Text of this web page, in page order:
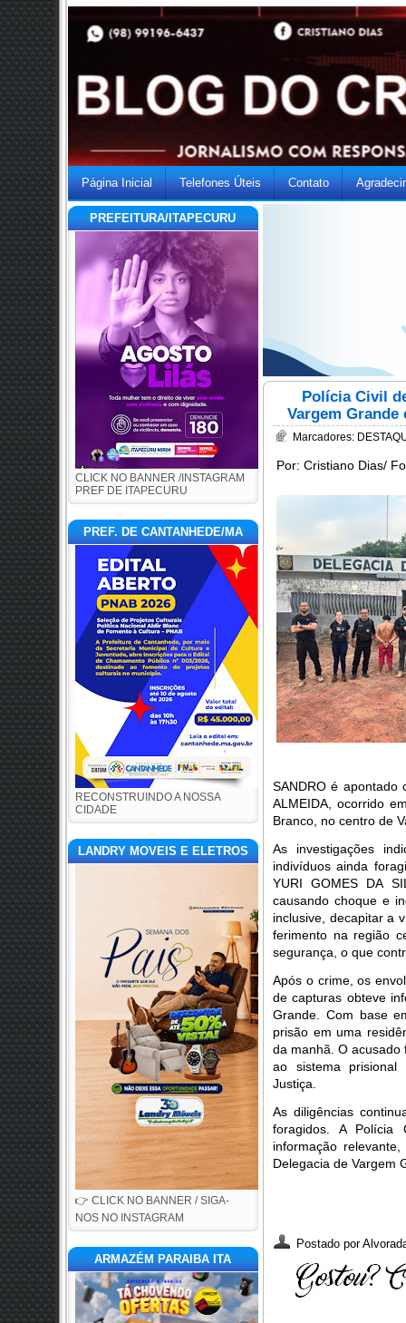
Página Inicial Telefones Úteis Contato
PREFEITURA/ITAPECURU
CLICK NO BANNER /INSTAGRAM
PREF DE ITAPECURU
PREF. DE CANTANHEDE/MA
RECONSTRUINDO A NOSSA
CIDADE
LANDRY MOVEIS E ELETROS
👉 CLICK NO BANNER / SIGA-
NOS NO INSTAGRAM
ARMAZÉM PARAIBA ITA
Polícia Civil
Vargem Grande
Marcadores:
Por: Cristiano Dias/
SANDRO é apontado
ALMEIDA, ocorrido
Branco, no centro de
As investigações
indivíduos ainda
YURI GOMES DA
causando choque e
inclusive, decapitar a
ferimento na região
segurança, o que
Após o crime, os
de capturas obteve
Grande. Com base
prisão em uma
da manhã. O acusado
ao sistema prisional
Justiça.
As diligências
foragidos. A Polícia
informação
Delegacia de Vargem
Postado por